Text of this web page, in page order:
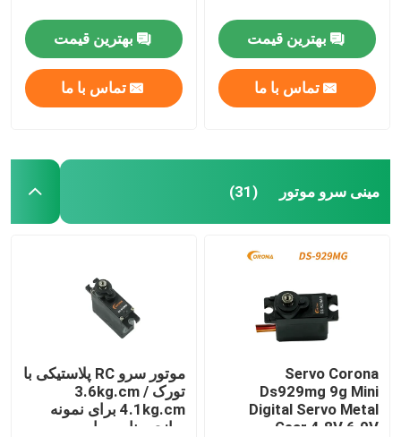
بهترین قیمت
تماس با ما
بهترین قیمت
تماس با ما
مینی سرو موتور (31)
Servo Corona
Ds929mg 9g Mini
Digital Servo Metal
Gear 4.8V 6.0V
موتور سرو RC پلاستیکی با
تورک 3.6kg.cm /
4.1kg.cm برای نمونه
سازی مناسب است